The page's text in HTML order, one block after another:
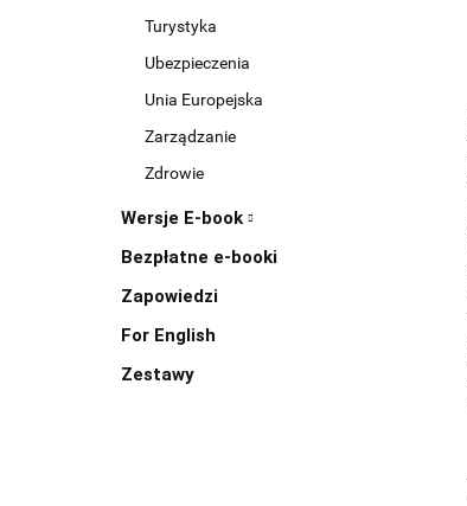
Turystyka
Ubezpieczenia
Unia Europejska
Zarządzanie
Zdrowie
Wersje E-book
Bezpłatne e-booki
Zapowiedzi
For English
Zestawy